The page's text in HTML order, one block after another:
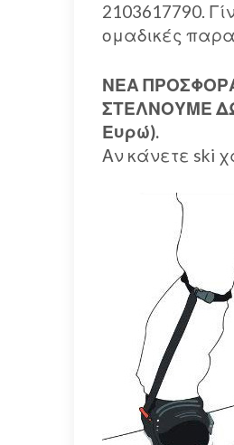
2103617790.
ομαδικές
ΝΕΑ ΠΡΟΣΦΟΡΑ
ΣΤΕΛΝΟΥΜΕ
Ευρώ).
Αν κάνετε ski